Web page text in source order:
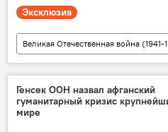
Эксклюзив
Великая Отечественная война (1941-
9 мая - День Победы в Великой
праздник
Таджикистан
Генсек ООН назвал афганский
гуманитарный кризис
мире